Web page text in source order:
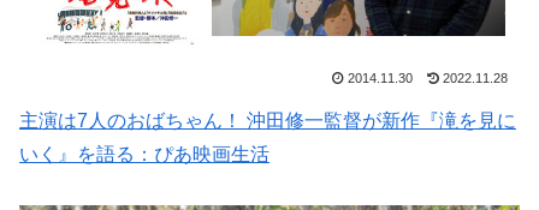
2014.11.30 2022.11.28
主演は7人のおばちゃん！ 沖田修一監督が新作『滝を見に
いく』を語る：ぴあ映画生活